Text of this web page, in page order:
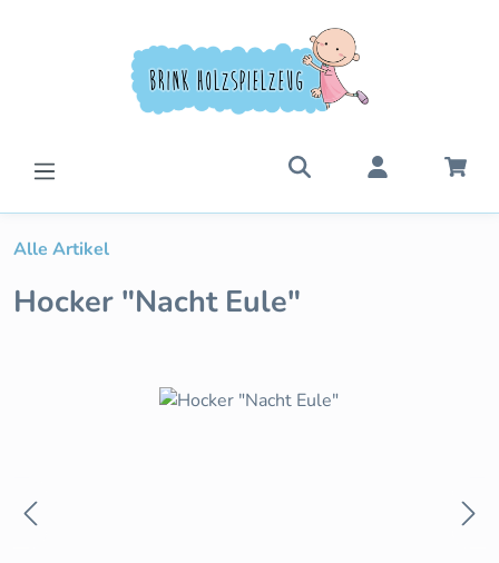
Alle Artikel
Hocker "Nacht Eule"
Bildergalerie überspringen